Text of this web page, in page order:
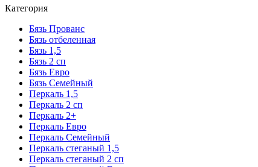
Категория
Бязь Прованс
Бязь отбеленная
Бязь 1,5
Бязь 2 сп
Бязь Евро
Бязь Семейный
Перкаль 1,5
Перкаль 2 сп
Перкаль 2+
Перкаль Евро
Перкаль Семейный
Перкаль стеганый 1,5
Перкаль стеганый 2 сп